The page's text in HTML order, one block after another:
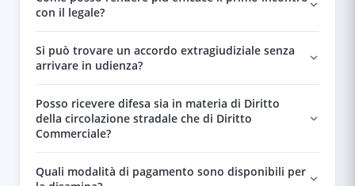
con il legale?
Si può trovare un accordo extragiudiziale senza
arrivare in udienza?
Posso ricevere difesa sia in materia di Diritto
della circolazione stradale che di Diritto
Commerciale?
Quali modalità di pagamento sono disponibili per